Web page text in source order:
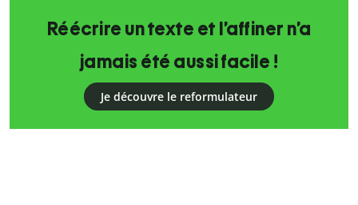
Réécrire un texte et l’affiner n’a
jamais été aussi facile !
Je découvre le reformulateur